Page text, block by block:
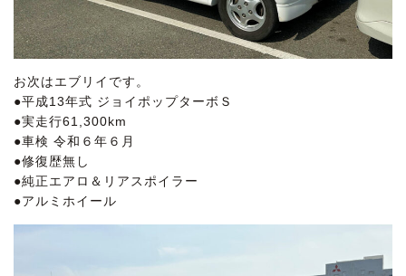
お次はエブリイです。
●平成13年式 ジョイポップターボＳ
●実走行61,300km
●車検 令和６年６月
●修復歴無し
●純正エアロ＆リアスポイラー
●アルミホイール